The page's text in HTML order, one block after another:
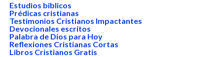
Estudios biblicos
Prédicas cristianas
Testimonios Cristianos Impactantes
Devocionales escritos
Palabra de Dios para Hoy
Reflexiones Cristianas Cortas
Libros Cristianos Gratis